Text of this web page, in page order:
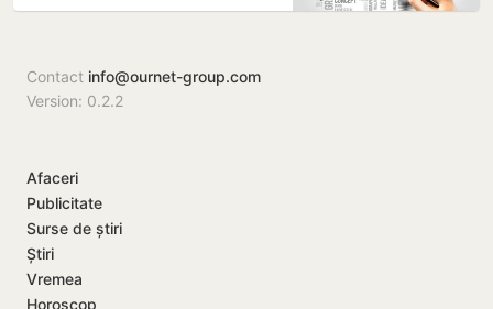
Contact info@ournet-group.com
Version: 0.2.2
Afaceri
Publicitate
Surse de știri
Știri
Vremea
Horoscop